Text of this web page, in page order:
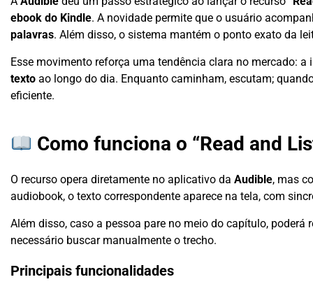
ebook do Kindle. A novidade permite que o usuário
palavras. Além disso, o sistema mantém o ponto exato da
Esse movimento reforça uma tendência clara no mercado:
texto ao longo do dia. Enquanto caminham, escutam;
eficiente.
Como funciona o “Read and
O recurso opera diretamente no aplicativo da Audible, mas
audiobook, o texto correspondente aparece na tela, com
Além disso, caso a pessoa pare no meio do capítulo,
necessário buscar manualmente o trecho.
Principais funcionalidades